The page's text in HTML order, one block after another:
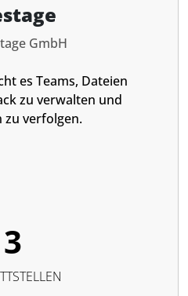
GmbH
es Teams, Dateien
zu verwalten und
zu verfolgen.
3